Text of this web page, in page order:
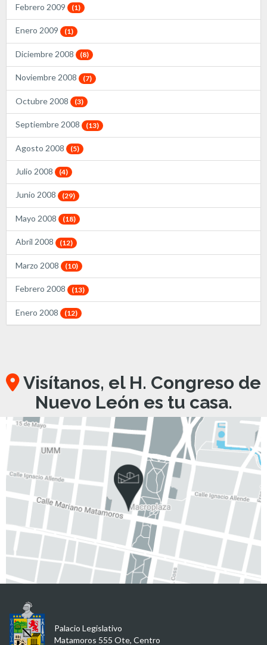
Febrero 2009 (1)
Enero 2009 (1)
Diciembre 2008 (8)
Noviembre 2008 (7)
Octubre 2008 (3)
Septiembre 2008 (13)
Agosto 2008 (5)
Julio 2008 (4)
Junio 2008 (29)
Mayo 2008 (18)
Abril 2008 (12)
Marzo 2008 (10)
Febrero 2008 (13)
Enero 2008 (12)
Visítanos, el H. Congreso de
Nuevo León es tu casa.
Palacio Legislativo
Matamoros 555 Ote, Centro